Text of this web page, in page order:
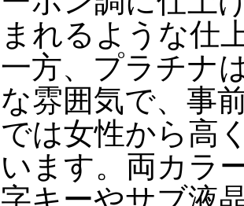
まれるような仕
一方、プラチナ
な雰囲気で、事
では女性から高
います。両カラ